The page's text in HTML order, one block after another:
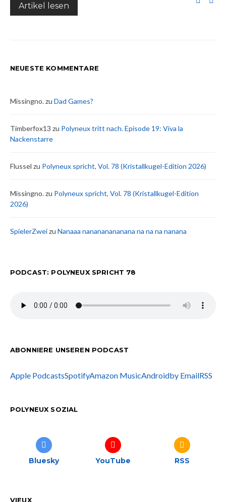
Artikel lesen
NEUESTE KOMMENTARE
Missingno.zu Dad Games?
Timberfox13 zu Polyneux tritt nach. Episode 19: Viva la
Nackenstarre
Flussel zu Polyneux spricht, Vol. 78 (Kristallkugel-Edition 2026)
Missingno.zu Polyneux spricht, Vol. 78 (Kristallkugel-Edition
2026)
SpielerZweizu Nanaaa nanananananana na na na nanana
PODCAST: POLYNEUX SPRICHT 78
ABONNIERE UNSEREN PODCAST
Apple PodcastsSpotifyAmazon MusicAndroidby EmailRSS
POLYNEUX SOZIAL
Bluesky YouTube RSS
VIEUX